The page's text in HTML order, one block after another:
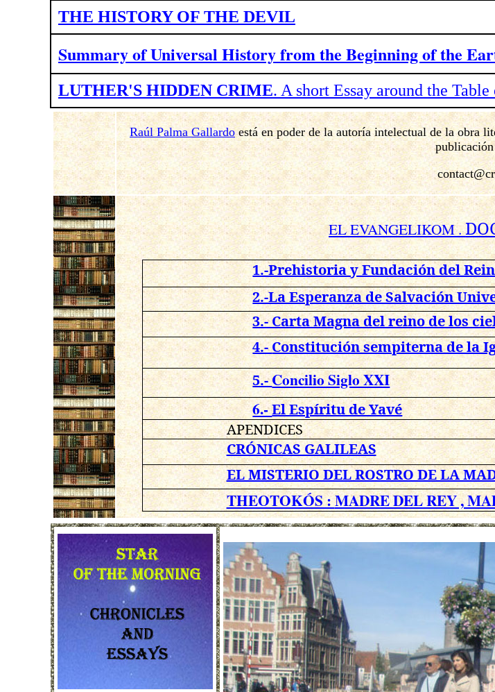
THE HISTORY OF THE DEVIL
Summary of Universal History fromthe Beginning of the
LUTHER'S HIDDEN CRIME. A short Essay around the
Raúl Palma Gallardoestá en poder de la autoría intelectual de la obra
EL EVANGELIKOM .
1.-Prehistoria y Fundación del
2.-La Esperanza de Salvación
3.- Carta Magna del reino de los
4.-Constitución sempiterna de la
5.-Concilio Siglo XXI
6.-El Espíritu de Yavé
APENDICES
CRÓNICAS GALILEAS
EL MISTERIO DEL ROSTRO DE LA
THEOTOKÓS :MADRE DEL REY ,